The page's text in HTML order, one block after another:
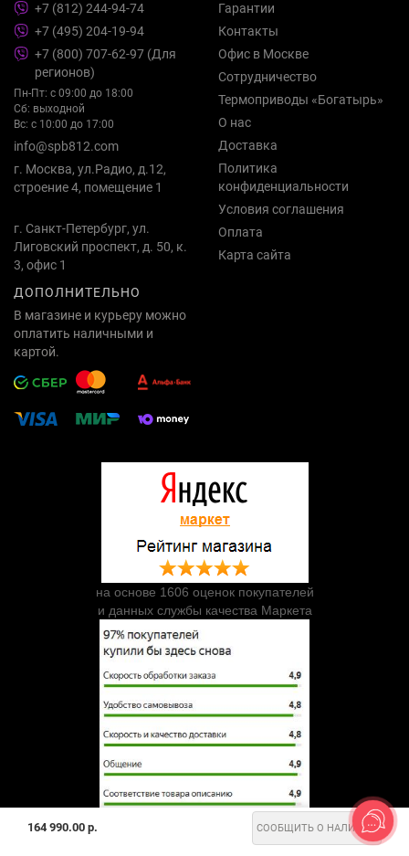
164 990.00 р. СООБЩИТЬ О НАЛИЧИИ
+7 (812) 244-94-74
+7 (495) 204-19-94
+7 (800) 707-62-97 (Для
регионов)
Пн-Пт: с 09:00 до 18:00
Сб: выходной
Вс: с 10:00 до 17:00
info@spb812.com
г. Москва, ул.Радио, д.12,
строение 4, помещение 1
г. Санкт-Петербург, ул.
Лиговский проспект, д. 50, к.
3, офис 1
Гарантии
Контакты
Офис в Москве
Сотрудничество
Термоприводы «Богатырь»
О нас
Доставка
Политика
конфиденциальности
Условия соглашения
Оплата
Карта сайта
ДОПОЛНИТЕЛЬНО
В магазине и курьеру можно
оплатить наличными и
картой.
на основе 1606 оценок покупателей
и данных службы качества Маркета